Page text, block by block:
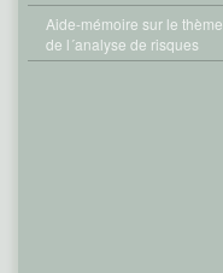
Aide-mémoire sur le thème
de l´analyse de risques